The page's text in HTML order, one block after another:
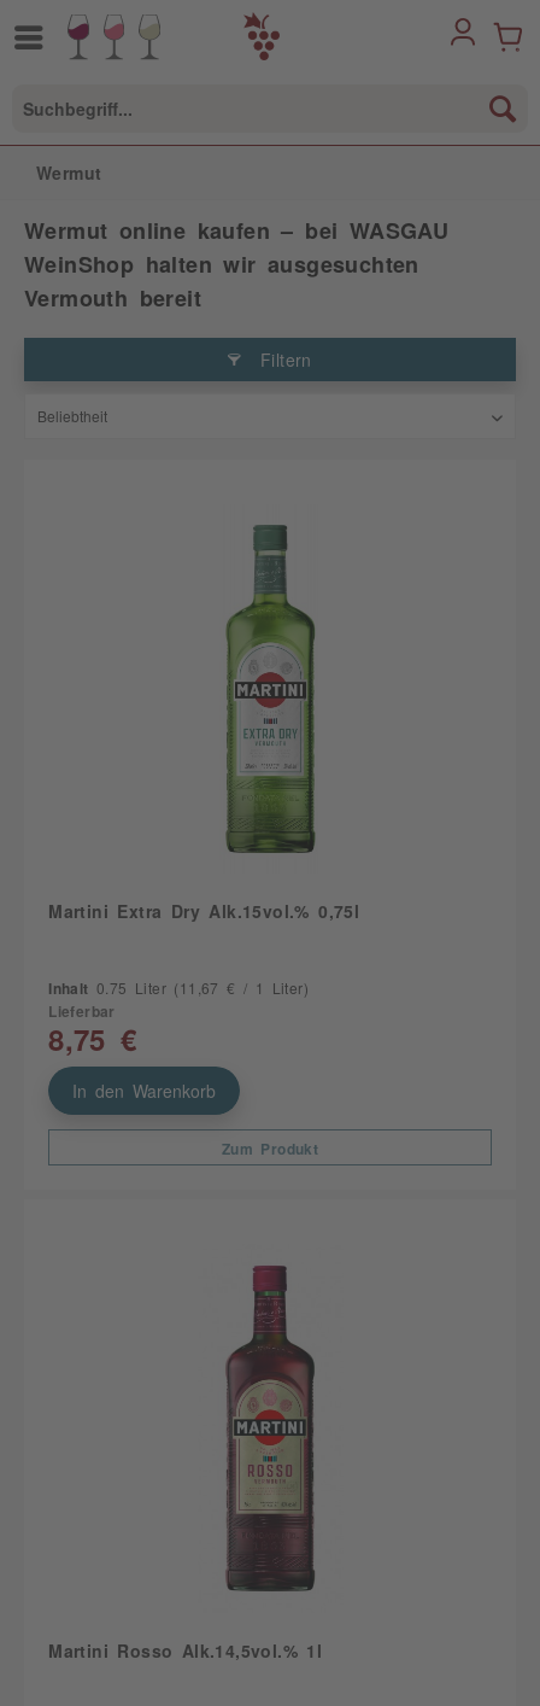
Wermut
Wermut online kaufen – bei WASGAU
WeinShop halten wir ausgesuchten
Vermouth bereit
Filtern
Martini Extra Dry Alk.15vol.% 0,75l
Inhalt 0.75 Liter (11,67 € / 1 Liter)
Lieferbar
8,75 €
In den Warenkorb
Zum Produkt
Martini Rosso Alk.14,5vol.% 1l